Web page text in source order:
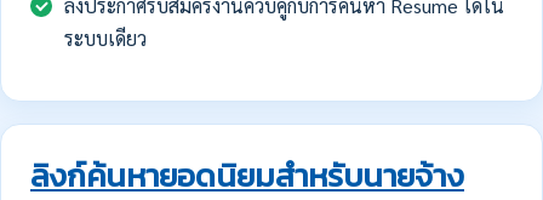
ลงประกาศรับสมัครงานควบคู่กับการค้นหา Resume ได้ใน
ระบบเดียว
ลิงก์ค้นหายอดนิยมสำหรับนายจ้าง